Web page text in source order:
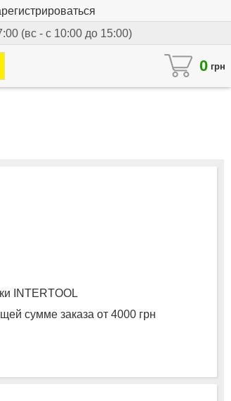
(вс - с 10:00 до 15:00)
0 грн
INTERTOOL
сумме заказа от 4000 грн